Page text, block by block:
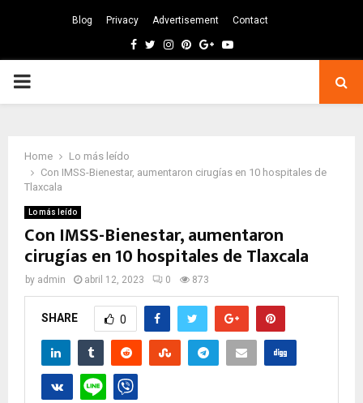
Blog Privacy Advertisement Contact
Facebook
TwitterInstagram
Pinterest
GoogleYoutube
PRIMARY
Home
Lo más leído
Con IMSS-Bienestar, aumentaron cirugías en 10 hospitales de
Tlaxcala
Lo más leído
Con IMSS-Bienestar, aumentaron
cirugías en 10 hospitales de Tlaxcala
by admin abril 12, 2023 0 873
SHARE 0